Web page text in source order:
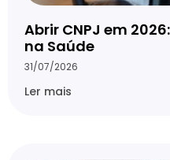
Abrir CNPJ em
na Saúde
31/07/2026
Ler mais